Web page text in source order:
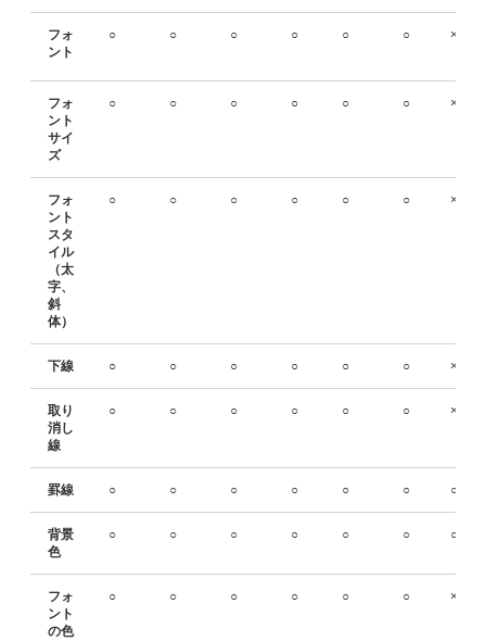
フォ
ント
○ ○ ○ ○ ○ ○ ×
フォ
ント
サイ
ズ
○ ○ ○ ○ ○ ○ ×
フォ
ント
スタ
イル
（太
字、
斜
体）
○ ○ ○ ○ ○ ○ ×
下線 ○ ○ ○ ○ ○ ○ ×
取り
消し
線
○ ○ ○ ○ ○ ○ ×
罫線 ○ ○ ○ ○ ○ ○ ○
背景
色
○ ○ ○ ○ ○ ○ ○
フォ
ント
の色
○ ○ ○ ○ ○ ○ ×